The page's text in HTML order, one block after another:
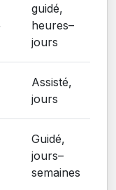
guidé,
heures–
jours
Assisté,
jours
Guidé,
jours–
semaines